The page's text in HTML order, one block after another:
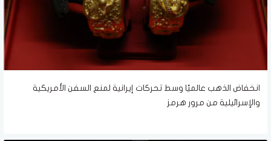
انخفاض الذهب عالميًا وسط تحركات إيرانية لمنع السفن الأمريكية
والإسرائيلية من مرور هرمز